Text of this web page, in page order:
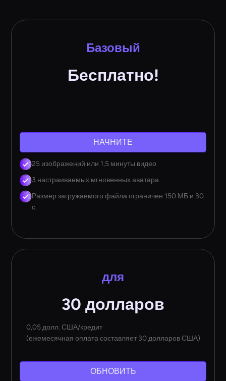
Базовый
Бесплатно!
НАЧНИТЕ
25 изображений или 1,5 минуты видео
3 настраиваемых мгновенных аватара
Размер загружаемого файла ограничен 150 МБ и 30
с.
для
30 долларов
0,05 долл. США/кредит
(ежемесячная оплата составляет 30 долларов США)
ОБНОВИТЬ